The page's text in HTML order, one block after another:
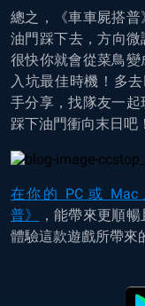
總之，《車車屍搭普
油門踩下去，方向
很快你就會從菜鳥
入坑最佳時機！多
手分享，找隊友一起
踩下油門衝向末日吧！
在你的 PC 或 Mac
普》
，能帶來更順
體驗這款遊戲所帶來